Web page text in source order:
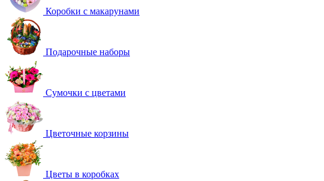
Коробки с макарунами
Подарочные наборы
Сумочки с цветами
Цветочные корзины
Цветы в коробках